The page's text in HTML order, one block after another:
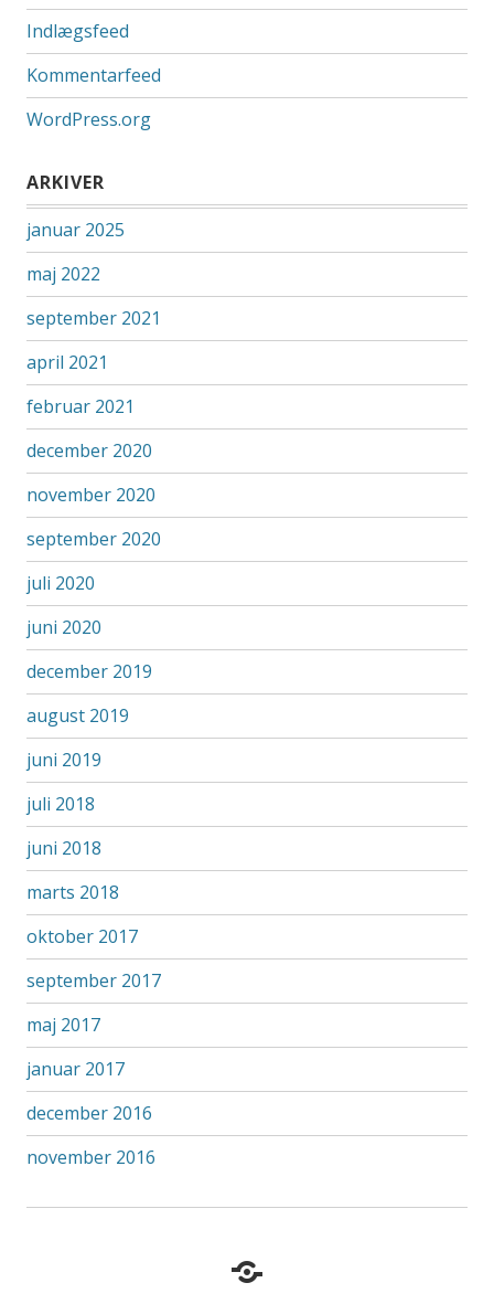
Indlægsfeed
Kommentarfeed
WordPress.org
ARKIVER
januar 2025
maj 2022
september 2021
april 2021
februar 2021
december 2020
november 2020
september 2020
juli 2020
juni 2020
december 2019
august 2019
juni 2019
juli 2018
juni 2018
marts 2018
oktober 2017
september 2017
maj 2017
januar 2017
december 2016
november 2016
Hvem